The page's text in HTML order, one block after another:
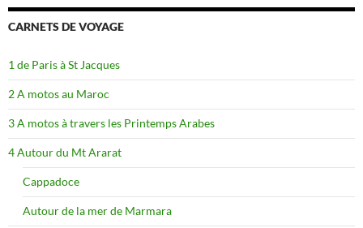
CARNETS DE VOYAGE
1 de Paris à St Jacques
2 A motos au Maroc
3 A motos à travers les Printemps Arabes
4 Autour du Mt Ararat
Cappadoce
Autour de la mer de Marmara